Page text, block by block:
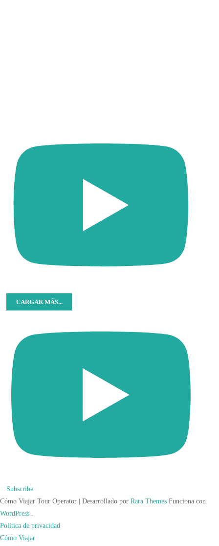
CARGAR MÁS...
Subscribe
Cómo Viajar Tour Operator | Desarrollado por Rara Themes Funciona con
WordPress
Política de privacidad
Cómo Viajar